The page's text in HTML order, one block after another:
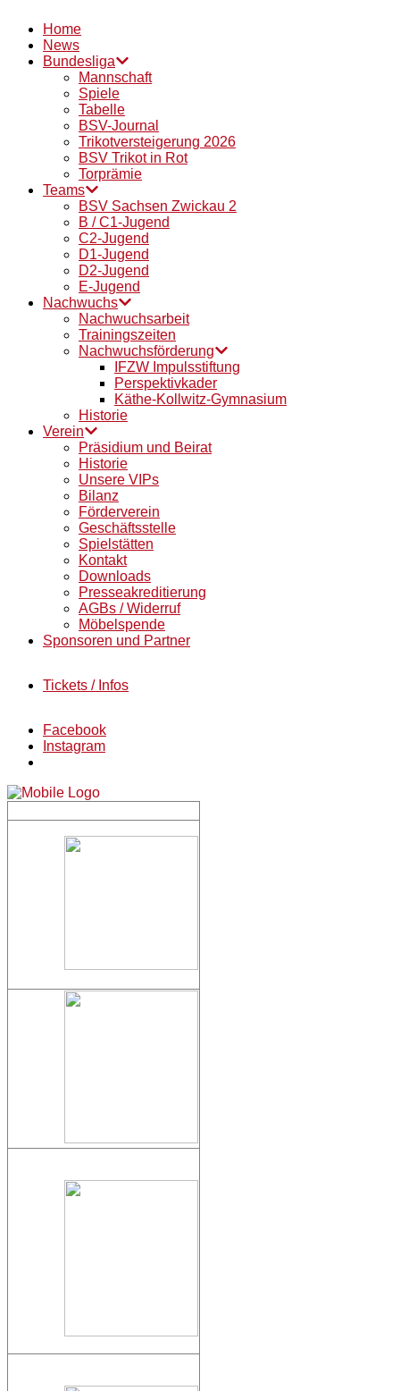
Home
News
Bundesliga
Mannschaft
Spiele
Tabelle
BSV-Journal
Trikotversteigerung 2026
BSV Trikot in Rot
Torprämie
Teams
BSV Sachsen Zwickau 2
B / C1-Jugend
C2-Jugend
D1-Jugend
D2-Jugend
E-Jugend
Nachwuchs
Nachwuchsarbeit
Trainingszeiten
Nachwuchsförderung
IFZW Impulsstiftung
Perspektivkader
Käthe-Kollwitz-Gymnasium
Historie
Verein
Präsidium und Beirat
Historie
Unsere VIPs
Bilanz
Förderverein
Geschäftsstelle
Spielstätten
Kontakt
Downloads
Presseakreditierung
AGBs / Widerruf
Möbelspende
Sponsoren und Partner
Tickets / Infos
Facebook
Instagram